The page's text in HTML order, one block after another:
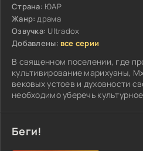
Страна: ЮАР
Жанр: драма
Озвучка: Ultradox
Добавлены: все серии
В священном поселении, где
культивирование марихуаны,
вековых устоев и духовности
необходимо уберечь
Беги!